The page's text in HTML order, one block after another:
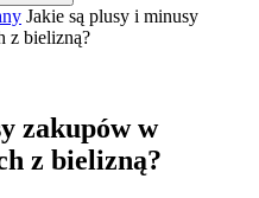
Jakie są plusy i minusy
z bielizną?
zakupów w
z bielizną?